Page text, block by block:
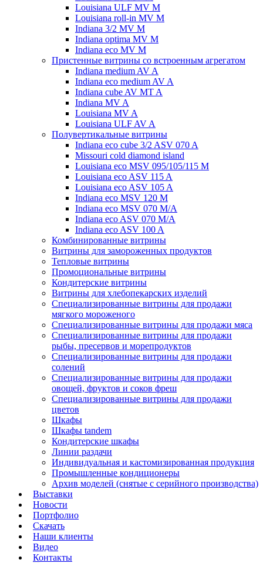
Louisiana ULF MV M
Louisiana roll-in MV M
Indiana 3/2 MV M
Indiana optima MV M
Indiana eco MV M
Пристенные витрины со встроенным агрегатом
Indiana medium AV A
Indiana eco medium AV A
Indiana cube AV MT A
Indiana MV A
Louisiana MV A
Louisiana ULF AV A
Полувертикальные витрины
Indiana eco cube 3/2 ASV 070 A
Missouri cold diamond island
Louisiana eco MSV 095/105/115 M
Louisiana eco ASV 115 A
Louisiana eco ASV 105 A
Indiana eco MSV 120 M
Indiana eco MSV 070 M/A
Indiana eco ASV 070 M/A
Indiana eco ASV 100 A
Комбинированные витрины
Витрины для замороженных продуктов
Тепловые витрины
Промоциональные витрины
Кондитерские витрины
Витрины для хлебопекарских изделий
Специализированные витрины для продажи
мягкого мороженого
Специализированные витрины для продажи мяса
Специализированные витрины для продажи
рыбы, пресервов и морепродуктов
Специализированные витрины для продажи
солений
Специализированные витрины для продажи
овощей, фруктов и соков фреш
Специализированные витрины для продажи
цветов
Шкафы
Шкафы tandem
Кондитерские шкафы
Линии раздачи
Индивидуальная и кастомизированная продукция
Промышленные кондиционеры
Архив моделей (снятые с серийного производства)
Выставки
Новости
Портфолио
Скачать
Наши клиенты
Видео
Контакты